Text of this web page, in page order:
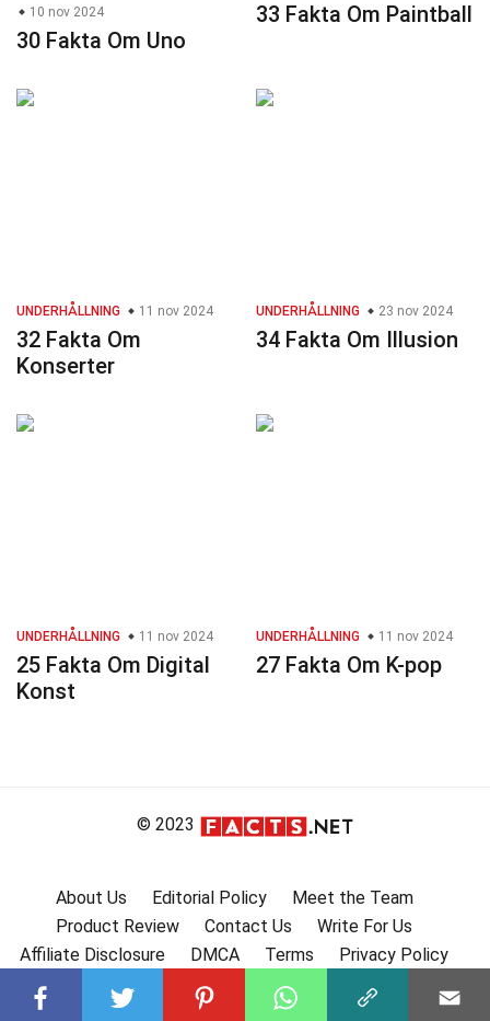
10 nov 2024
30 Fakta Om Uno
33 Fakta Om Paintball
UNDERHÅLLNING 11 nov 2024
32 Fakta Om
Konserter
UNDERHÅLLNING 23 nov 2024
34 Fakta Om Illusion
UNDERHÅLLNING 11 nov 2024
25 Fakta Om Digital
Konst
UNDERHÅLLNING 11 nov 2024
27 Fakta Om K-pop
© 2023
About Us Editorial Policy
Meet the Team
Product Review
Contact Us
Write For Us
Affiliate Disclosure
DMCA Terms
Privacy Policy
Submit Facts
More Facts